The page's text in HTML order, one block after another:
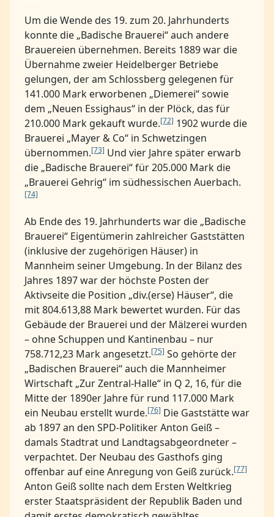
Um die Wende des 19. zum 20. Jahrhunderts
konnte die „Badische Brauerei“ auch andere
Brauereien übernehmen. Bereits 1889 war die
Übernahme zweier Heidelberger Betriebe
gelungen, der am Schlossberg gelegenen für
141.000 Mark erworbenen „Diemerei“ sowie
dem „Neuen Essighaus“ in der Plöck, das für
210.000 Mark gekauft wurde.[72] 1902 wurde die
Brauerei „Mayer & Co“ in Schwetzingen
übernommen.[73] Und vier Jahre später erwarb
die „Badische Brauerei“ für 205.000 Mark die
„Brauerei Gehrig“ im südhessischen Auerbach.
[74]
Ab Ende des 19. Jahrhunderts war die „Badische
Brauerei“ Eigentümerin zahlreicher Gaststätten
(inklusive der zugehörigen Häuser) in
Mannheim seiner Umgebung. In der Bilanz des
Jahres 1897 war der höchste Posten der
Aktivseite die Position „div.(erse) Häuser“, die
mit 804.613,88 Mark bewertet wurden. Für das
Gebäude der Brauerei und der Mälzerei wurden
– ohne Schuppen und Kantinenbau – nur
758.712,23 Mark angesetzt.[75] So gehörte der
„Badischen Brauerei“ auch die Mannheimer
Wirtschaft „Zur Zentral-Halle“ in Q 2, 16, für die
Mitte der 1890er Jahre für rund 117.000 Mark
ein Neubau erstellt wurde.[76] Die Gaststätte war
ab 1897 an den SPD-Politiker Anton Geiß –
damals Stadtrat und Landtagsabgeordneter –
verpachtet. Der Neubau des Gasthofs ging
offenbar auf eine Anregung von Geiß zurück.[77]
Anton Geiß sollte nach dem Ersten Weltkrieg
erster Staatspräsident der Republik Baden und